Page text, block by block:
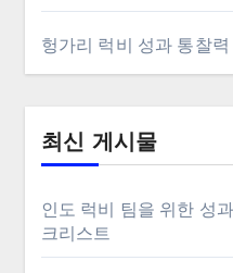
헝가리 럭비 성과 통찰력
최신 게시물
인도 럭비 팀을 위한 성
크리스트